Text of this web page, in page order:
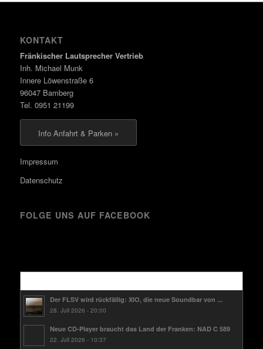
KONTAKT
Fränkischer Lautsprecher Vertrieb
Inh. Michael Munk
Innere Löwenstraße 6
96047 Bamberg
Tel. 0951 21199
Info Anfahrt & Parken »
Impressum
Datenschutz
FOLGE UNS AUF FACEBOOK
Der FLSV wird rückfällig: XIO, die neue Soundbar von ...
28. Juli 2026 - 20:00
Neue CD-Player braucht das Land der Franken: NAD C 589
22. Juli 2026 - 10:37